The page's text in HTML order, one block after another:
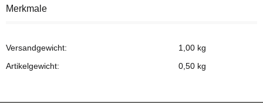
Merkmale
Versandgewicht:
1,00 kg
Artikelgewicht:
0,50 kg